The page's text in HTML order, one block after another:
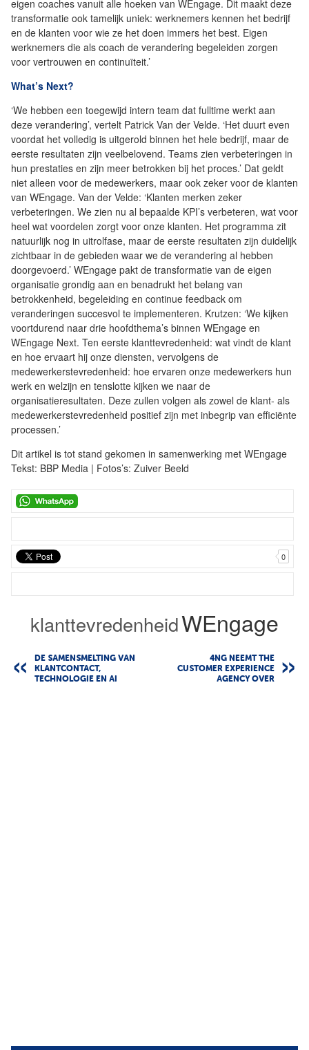
eigen coaches vanuit alle hoeken van WEngage. Dit maakt deze
transformatie ook tamelijk uniek: werknemers kennen het bedrijf
en de klanten voor wie ze het doen immers het best. Eigen
werknemers die als coach de verandering begeleiden zorgen
voor vertrouwen en continuïteit.’
What’s Next?
‘We hebben een toegewijd intern team dat fulltime werkt aan
deze verandering’, vertelt Patrick Van der Velde. ‘Het duurt even
voordat het volledig is uitgerold binnen het hele bedrijf, maar de
eerste resultaten zijn veelbelovend. Teams zien verbeteringen in
hun prestaties en zijn meer betrokken bij het proces.’ Dat geldt
niet alleen voor de medewerkers, maar ook zeker voor de klanten
van WEngage. Van der Velde: ‘Klanten merken zeker
verbeteringen. We zien nu al bepaalde KPI’s verbeteren, wat voor
heel wat voordelen zorgt voor onze klanten. Het programma zit
natuurlijk nog in uitrolfase, maar de eerste resultaten zijn duidelijk
zichtbaar in de gebieden waar we de verandering al hebben
doorgevoerd.’ WEngage pakt de transformatie van de eigen
organisatie grondig aan en benadrukt het belang van
betrokkenheid, begeleiding en continue feedback om
veranderingen succesvol te implementeren. Krutzen: ‘We kijken
voortdurend naar drie hoofdthema’s binnen WEngage en
WEngage Next. Ten eerste klanttevredenheid: wat vindt de klant
en hoe ervaart hij onze diensten, vervolgens de
medewerkerstevredenheid: hoe ervaren onze medewerkers hun
werk en welzijn en tenslotte kijken we naar de
organisatieresultaten. Deze zullen volgen als zowel de klant- als
medewerkerstevredenheid positief zijn met inbegrip van efficiënte
processen.’
Dit artikel is tot stand gekomen in samenwerking met WEngage
Tekst: BBP Media | Fotos’s: Zuiver Beeld
0
klanttevredenheidWEngage
DE SAMENSMELTING VAN
KLANTCONTACT,
TECHNOLOGIE EN AI
4NG NEEMT THE
CUSTOMER EXPERIENCE
AGENCY OVER